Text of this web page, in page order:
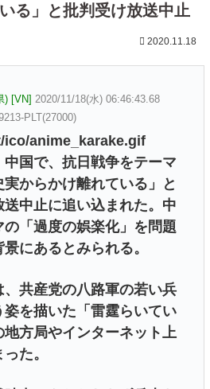
る」と批判受け放送中止
2020.11.18
) [VN] 2020/11/18(水) 06:46:43.68
PLT(27000)
anime_karake.gif
中国で、抗日戦争をテーマ
からかけ離れている」と
中止に追い込まれた。中
の「過度の娯楽化」を問題
にあるとみられる。
共産党の八路軍の若い兵
を描いた「雷霆らいてい
方局やインターネット上
た。